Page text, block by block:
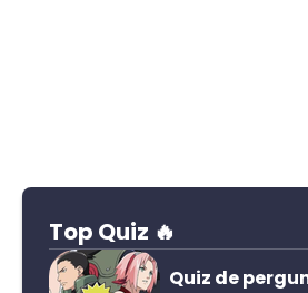
Top Quiz 🔥
Quiz de